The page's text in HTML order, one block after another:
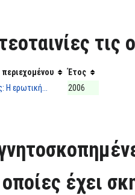
περιεχομένου
Έτος
Η ερωτική...
2006
οποίες έχει